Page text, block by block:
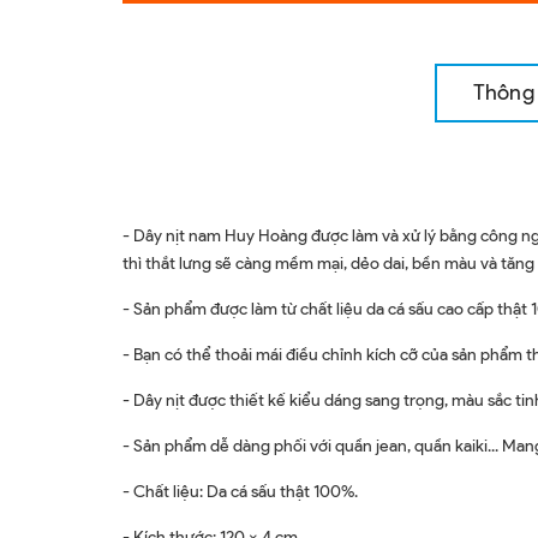
- Dây nịt nam Huy Hoàng được làm và xử lý bằng công
thì thắt lưng sẽ càng mềm mại, dẻo dai, bền màu và
- Sản phẩm được làm từ chất liệu da cá sấu cao cấp
- Bạn có thể thoải mái điều chỉnh kích cỡ của sản phẩm
- Dây nịt được thiết kế kiểu dáng sang trọng, màu sắc
- Sản phẩm dễ dàng phối với quần jean, quần kaiki...
- Chất liệu: Da cá sấu thật 100%.